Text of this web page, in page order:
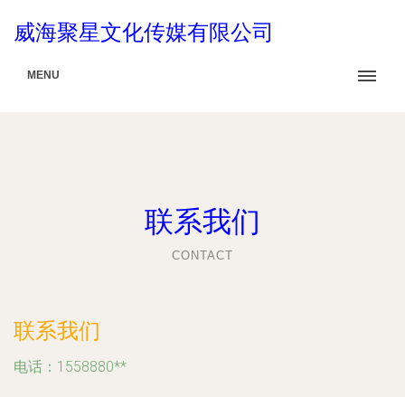
威海聚星文化传媒有限公司
MENU
联系我们
CONTACT
联系我们
电话：1558880**